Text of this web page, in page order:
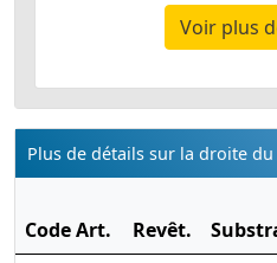
Voir plus
Plus de détails sur la droite
Code Art. Revêt.